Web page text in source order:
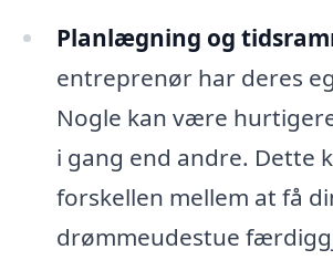
Planlægning og
entreprenør har deres
Nogle kan være
i gang end andre. Dette
forskellen mellem at få
drømmeudestue